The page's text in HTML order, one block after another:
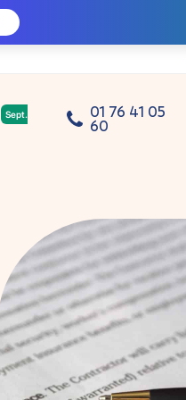
Sept.
01 76 41 05
60